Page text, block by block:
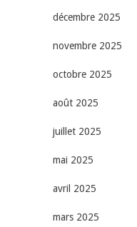
décembre 2025
novembre 2025
octobre 2025
août 2025
juillet 2025
mai 2025
avril 2025
mars 2025